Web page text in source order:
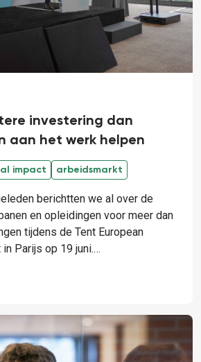
investering dan
aan het werk helpen
impact arbeidsmarkt
berichtten we al over de
en opleidingen voor meer dan
tijdens de Tent European
Parijs op 19 juni.…
investering dan vluchtelingen aan